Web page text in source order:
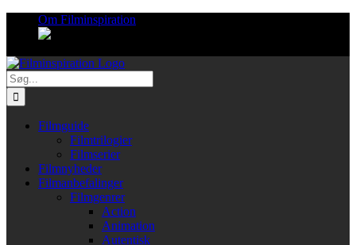
Om Filminspiration
Søg
efter:
Filmguide
Filmtrilogier
Filmserier
Filmnyheder
Filmanbefalinger
Filmgenrer
Action
Animation
Autentisk